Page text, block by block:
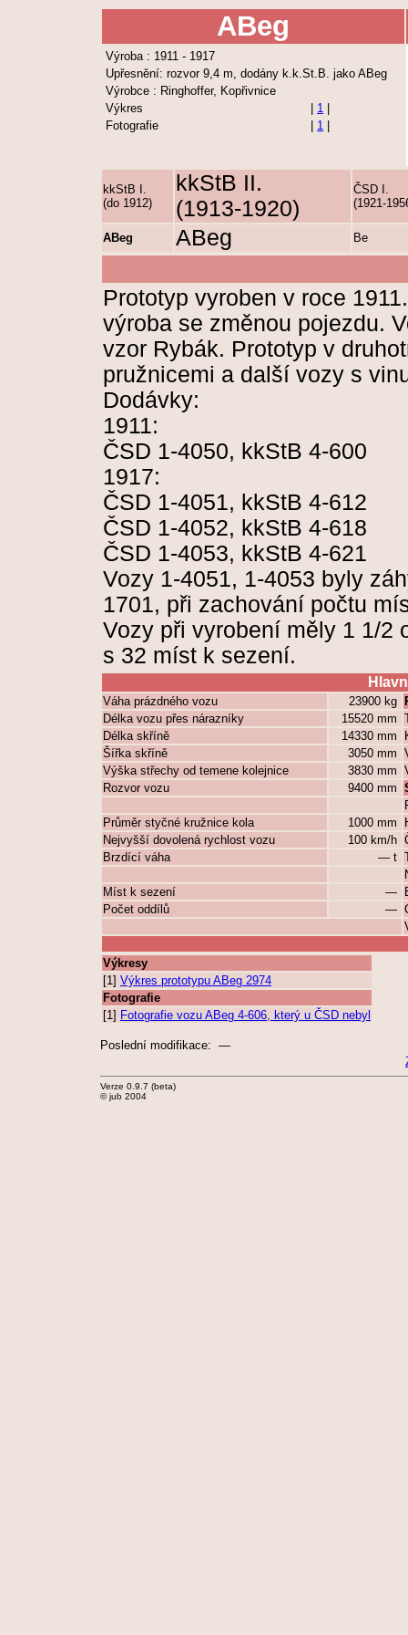
ABeg
Výroba : 1911 - 1917
Upřesnění: rozvor 9,4 m, dodány k.k.St.B. jako ABeg
Výrobce : Ringhoffer, Kopřivnice
Výkres
1
Fotografie
1
kkStB I.
(do 1912)
kkStB II.
(1913-1920)
ČSD I.
(1921-
ABeg ABeg Be
Prototyp vyroben v roce
výroba se změnou pojezdu.
vzor Rybák. Prototyp v
pružnicemi a další vozy s
Dodávky:
1911:
ČSD 1-4050, kkStB 4-600
1917:
ČSD 1-4051, kkStB 4-612
ČSD 1-4052, kkStB 4-618
ČSD 1-4053, kkStB 4-621
Vozy 1-4051, 1-4053 byly
1701, při zachování počtu
Vozy při vyrobení měly 1 1/2
s 32 míst k sezení.
Váha prázdného vozu 23900 kg
Délka vozu přes nárazníky
15520 mm
Délka skříně
14330 mm
Šířka skříně
3050 mm
Výška střechy od temene kolejnice
3830 mm
Rozvor vozu
9400 mm
Průměr styčné kružnice kola
1000 mm
Nejvyšší dovolená rychlost vozu
100 km/h
Brzdící váha
— t
Míst k sezení
—
Počet oddílů
—
Výkresy
[1] Výkres prototypu ABeg 2974
Fotografie
[1] Fotografie vozu ABeg 4-606, který u ČSD nebyl
Poslední modifikace: —
Verze 0.9.7 (beta)
© jub 2004